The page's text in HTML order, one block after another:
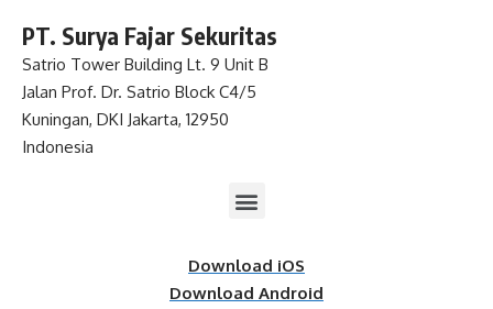
PT. Surya Fajar Sekuritas
Satrio Tower Building Lt. 9 Unit B
Jalan Prof. Dr. Satrio Block C4/5
Kuningan, DKI Jakarta, 12950
Indonesia
Download iOS
Download Android